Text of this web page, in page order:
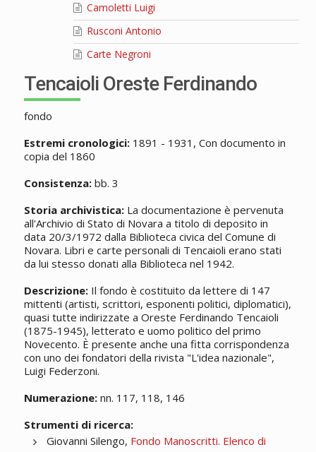
Camoletti Luigi
Rusconi Antonio
Carte Negroni
Tencaioli Oreste Ferdinando
fondo
Estremi cronologici:1891 - 1931, Con documento in
copia del 1860
Consistenza:bb. 3
Storia archivistica:La documentazione è pervenuta
all'Archivio di Stato di Novara a titolo di deposito in
data 20/3/1972 dalla Biblioteca civica del Comune di
Novara. Libri e carte personali di Tencaioli erano stati
da lui stesso donati alla Biblioteca nel 1942.
Descrizione:Il fondo è costituito da lettere di 147
mittenti (artisti, scrittori, esponenti politici, diplomatici),
quasi tutte indirizzate a Oreste Ferdinando Tencaioli
(1875-1945), letterato e uomo politico del primo
Novecento. È presente anche una fitta corrispondenza
con uno dei fondatori della rivista "L'idea nazionale",
Luigi Federzoni.
Numerazione:nn. 117, 118, 146
Strumenti di ricerca:
Giovanni Silengo, Fondo Manoscritti. Elenco di